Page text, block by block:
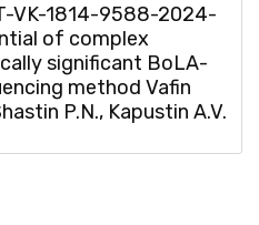
VK-1814-9588-2024-
of complex
significant BoLA-
method Vafin
P.N., Kapustin A.V.